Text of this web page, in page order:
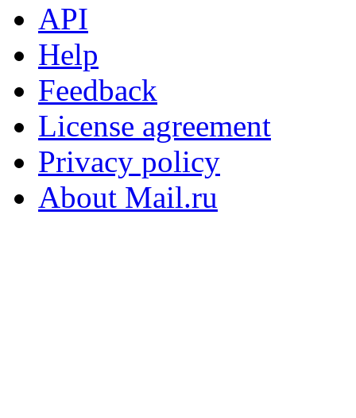
API
Help
Feedback
License agreement
Privacy policy
About Mail.ru